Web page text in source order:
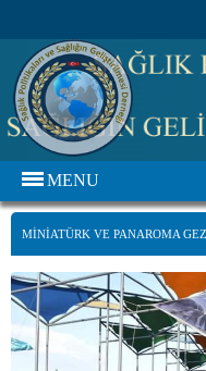
MENU
MINIATÜRK VE PANAROMA